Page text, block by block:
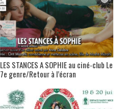
LES STANCES A SOPHIE au ciné-club Le
7e genre/Retour à l’écran